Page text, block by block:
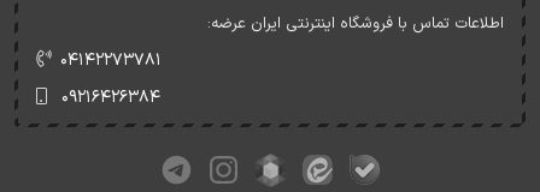
اطلاعات تماس با فروشگاه اینترنتی ایران عرضه:
۰۴۱۴۲۲۷۳۷۸۱
۰۹۲۱۶۴۲۶۳۸۴